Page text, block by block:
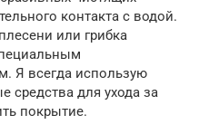
контакта с водой.
или грибка
Я всегда использую
средства для ухода за
покрытие.